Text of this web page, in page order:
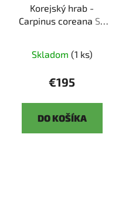
Korejský hrab -
Carpinus coreana SK
Skladom (1 ks)
€195
DO KOŠÍKA